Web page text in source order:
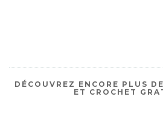
DÉCOUVREZ ENCORE PLUS
ET CROCHET